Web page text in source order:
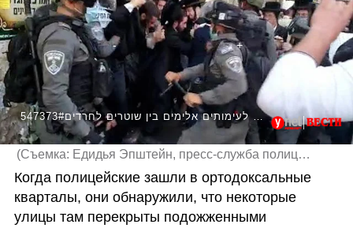
547373#סוכה מסכנת חיים פורקה אתמול בירושלים וגרמה לעימותים אלימים בין שוטרים לחרדים
(Съемка: Едидья Эпштейн, пресс-служба полиции
Когда полицейские зашли в ортодоксальные
кварталы, они обнаружили, что некоторые
улицы там перекрыты подожженными